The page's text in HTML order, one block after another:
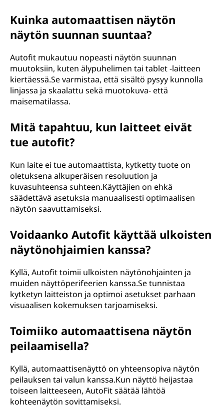
Kuinka automaattisen näytön
näytön suunnan suuntaa?
Autofit mukautuu nopeasti näytön suunnan
muutoksiin, kuten älypuhelimen tai tablet -laitteen
kiertäessä.Se varmistaa, että sisältö pysyy kunnolla
linjassa ja skaalattu sekä muotokuva- että
maisematilassa.
Mitä tapahtuu, kun laitteet eivät
tue autofit?
Kun laite ei tue automaattista, kytketty tuote on
oletuksena alkuperäisen resoluution ja
kuvasuhteensa suhteen.Käyttäjien on ehkä
säädettävä asetuksia manuaalisesti optimaalisen
näytön saavuttamiseksi.
Voidaanko Autofit käyttää ulkoisten
näytönohjaimien kanssa?
Kyllä, Autofit toimii ulkoisten näytönohjainten ja
muiden näyttöperifeerien kanssa.Se tunnistaa
kytketyn laitteiston ja optimoi asetukset parhaan
visuaalisen kokemuksen tarjoamiseksi.
Toimiiko automaattisena näytön
peilaamisella?
Kyllä, automaattisenäyttö on yhteensopiva näytön
peilauksen tai valun kanssa.Kun näyttö heijastaa
toiseen laitteeseen, AutoFit säätää lähtöä
kohteenäytön sovittamiseksi.